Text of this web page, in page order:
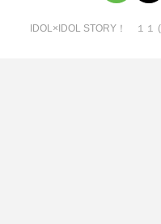
IDOL×IDOL STORY！ １１